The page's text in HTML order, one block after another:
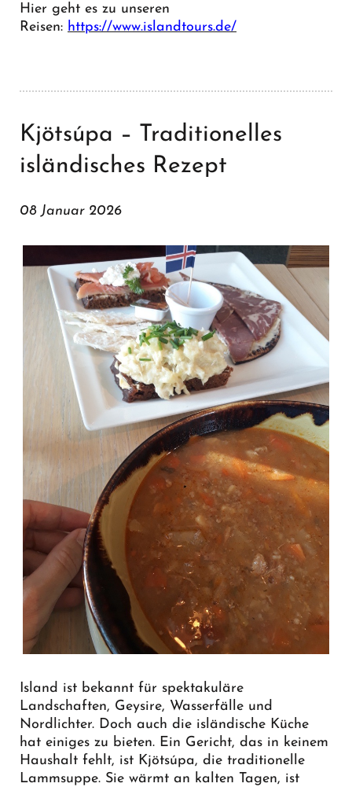
Hier geht es zu unseren
Reisen: https://www.islandtours.de/
Kjötsúpa – Traditionelles
isländisches Rezept
08 Januar 2026
Island ist bekannt für spektakuläre
Landschaften, Geysire, Wasserfälle und
Nordlichter. Doch auch die isländische Küche
hat einiges zu bieten. Ein Gericht, das in keinem
Haushalt fehlt, ist Kjötsúpa, die traditionelle
Lammsuppe. Sie wärmt an kalten Tagen, ist